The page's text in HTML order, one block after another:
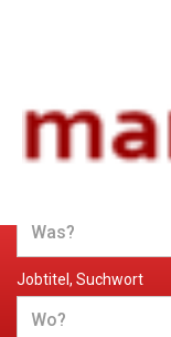
Jobs und
Marketing
Jobtitel, Suchwort